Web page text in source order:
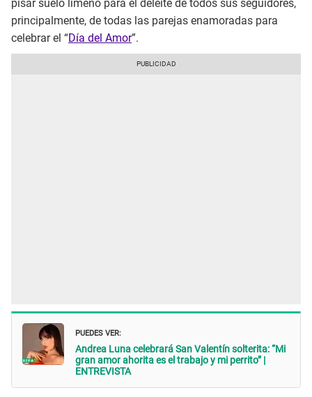
pisar suelo limeño para el deleite de todos sus seguidores,
principalmente, de todas las parejas enamoradas para
celebrar el “Día del Amor”.
PUEDES VER:
Andrea Luna celebrará San Valentín solterita: “Mi
gran amor ahorita es el trabajo y mi perrito” |
ENTREVISTA